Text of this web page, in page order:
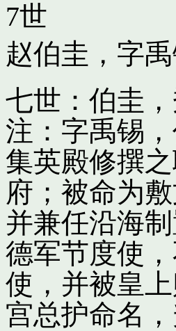
7世
赵伯圭，字
七世：伯圭
注：字禹锡
集英殿修撰
府；被命为
并兼任沿海
德军节度使
使，并被皇
宫总护命名